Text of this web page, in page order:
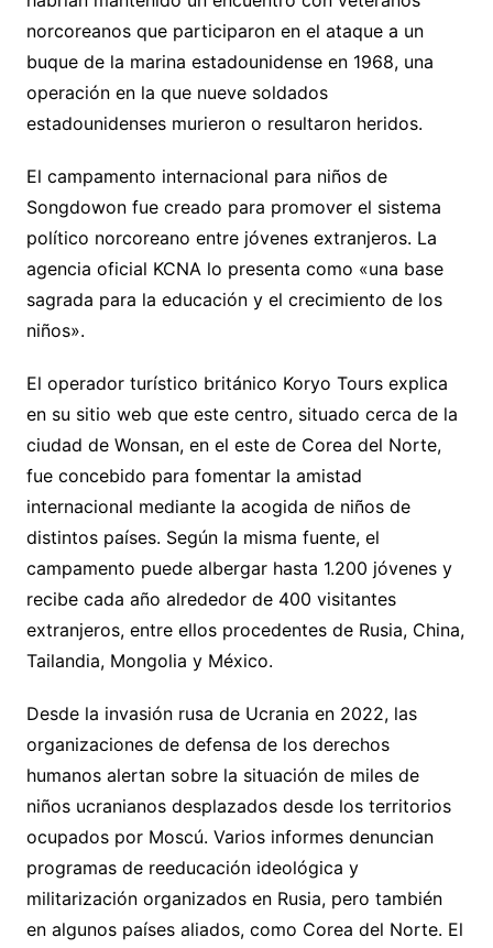
norcoreanos que participaron en el ataque a un
buque de la marina estadounidense en 1968, una
operación en la que nueve soldados
estadounidenses murieron o resultaron heridos.
El campamento internacional para niños de
Songdowon fue creado para promover el sistema
político norcoreano entre jóvenes extranjeros. La
agencia oficial KCNA lo presenta como «una base
sagrada para la educación y el crecimiento de los
niños».
El operador turístico británico Koryo Tours explica
en su sitio web que este centro, situado cerca de la
ciudad de Wonsan, en el este de Corea del Norte,
fue concebido para fomentar la amistad
internacional mediante la acogida de niños de
distintos países. Según la misma fuente, el
campamento puede albergar hasta 1.200 jóvenes y
recibe cada año alrededor de 400 visitantes
extranjeros, entre ellos procedentes de Rusia, China,
Tailandia, Mongolia y México.
Desde la invasión rusa de Ucrania en 2022, las
organizaciones de defensa de los derechos
humanos alertan sobre la situación de miles de
niños ucranianos desplazados desde los territorios
ocupados por Moscú. Varios informes denuncian
programas de reeducación ideológica y
militarización organizados en Rusia, pero también
en algunos países aliados, como Corea del Norte. El